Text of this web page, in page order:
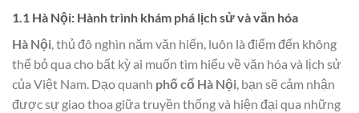
1.1 Hà Nội: Hành trình khám phá lịch sử và văn hóa
Hà Nội, thủ đô nghìn năm văn hiến, luôn là điểm đến không
thể bỏ qua cho bất kỳ ai muốn tìm hiểu về văn hóa và lịch sử
của Việt Nam. Dạo quanh phố cổ Hà Nội, bạn sẽ cảm nhận
được sự giao thoa giữa truyền thống và hiện đại qua những